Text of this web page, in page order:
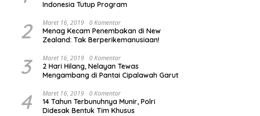
Indonesia Tutup Program
2 Maret 16, 2019 0 Komentar
Menag Kecam Penembakan di New
Zealand: Tak Berperikemanusiaan!
3 Maret 16, 2019 0 Komentar
2 Hari Hilang, Nelayan Tewas
Mengambang di Pantai Cipalawah Garut
4 Maret 16, 2019 0 Komentar
14 Tahun Terbunuhnya Munir, Polri
Didesak Bentuk Tim Khusus